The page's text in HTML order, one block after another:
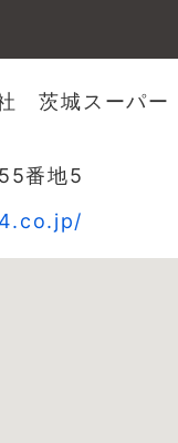
茨城スーパー
番地5